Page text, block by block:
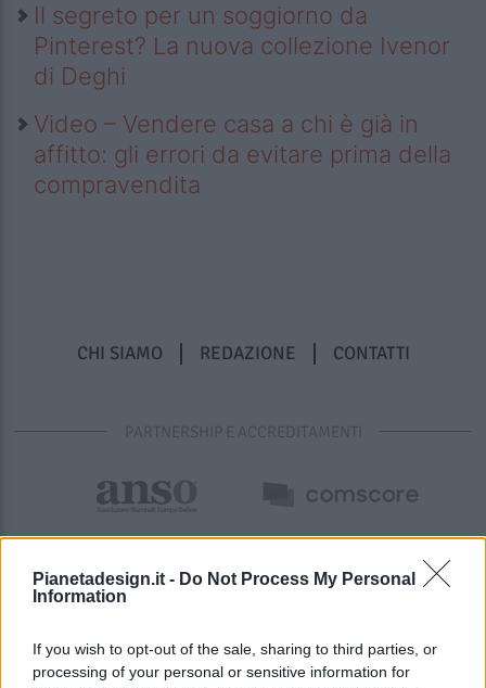
Pianetadesign.it - Do Not Process My Personal
Information
If you wish to opt-out of the sale, sharing to third parties, or
processing of your personal or sensitive information for
Il segreto per un soggiorno da
Pinterest? La nuova collezione Ivenor
di Deghi
Video – Vendere casa a chi è già in
affitto: gli errori da evitare prima della
compravendita
CHI SIAMO REDAZIONE CONTATTI
PARTNERSHIP E ACCREDITAMENTI